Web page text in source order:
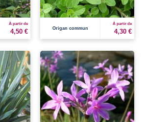
À partir de
4,50 € Origan commun
À partir de
4,30 €